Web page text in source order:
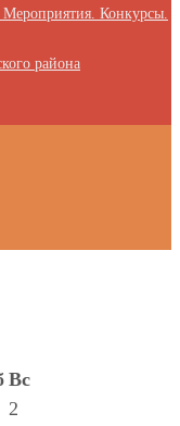
Конкурсы.
района
Вс
2